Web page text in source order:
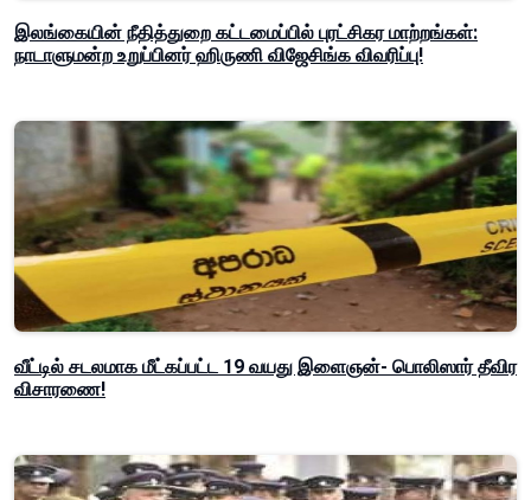
இலங்கையின் நீதித்துறை கட்டமைப்பில் புரட்சிகர மாற்றங்கள்:
நாடாளுமன்ற உறுப்பினர் ஹிருணி விஜேசிங்க விவரிப்பு!
வீட்டில் சடலமாக மீட்கப்பட்ட 19 வயது இளைஞன்- பொலிஸார் தீவிர
விசாரணை!